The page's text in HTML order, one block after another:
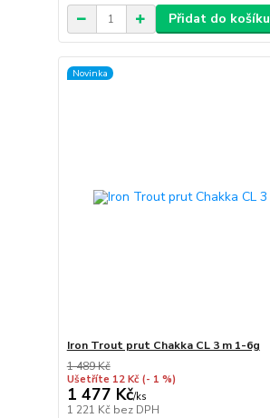
Přidat do košíku
Novinka
Iron Trout prut Chakka CL 3 m 1-6g
1 489 Kč
Ušetříte 12 Kč (- 1 %)
1 477 Kč/ks
1 221 Kč bez DPH